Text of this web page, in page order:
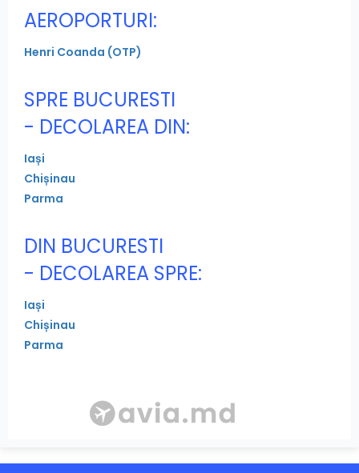
AEROPORTURI:
Henri Coanda (OTP)
SPRE BUCURESTI
- DECOLAREA DIN:
Iași
Chișinau
Parma
DIN BUCURESTI
- DECOLAREA SPRE:
Iași
Chișinau
Parma